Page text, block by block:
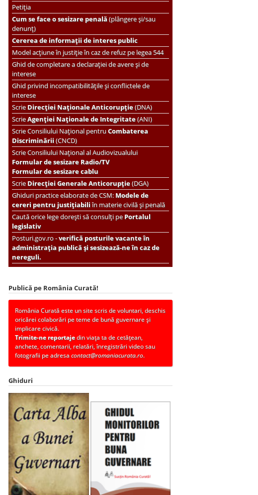
Petiția
Cum se face o sesizare penală(plângere și/sau
denunț)
Cererea de informații de interes public
Model acțiune în justiție în caz de refuz pe legea 544
Ghid de completare a declarației de avere și de
interese
Ghid privind incompatibilitățile și conflictele de
interese
ScrieDirecției Naționale Anticorupție(DNA)
ScrieAgenției Naționale de Integritate(ANI)
ScrieConsiliului Național pentruCombaterea
Discriminării(CNCD)
Scrie Consiliului Național al Audiovizualului
Formular de sesizare Radio/TV
Formular de sesizare cablu
ScrieDirecției Generale Anticorupție(DGA)
Ghiduri practice elaborate de CSM: Modele de
cereri pentru justițiabiliîn materie civilă și penală
Caută orice lege dorești să consulți pePortalul
legislativ
Posturi.gov.ro -verifică posturile vacante în
administrația publică și sesizează-ne în caz de
nereguli.
Publică pe România Curată!
România Curată este un site scris de voluntari, deschis
oricărei colaborări pe teme de bună guvernare și
implicare civică.
Trimite-ne reportajedin viața ta de cetățean,
anchete, comentarii, relatări, înregistrări video sau
fotografii pe adresacontact@romaniacurata.ro.
Ghiduri